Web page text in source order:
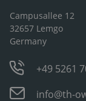
Campusallee 12
32657 Lemgo
Germany
+49 5261
info@th-